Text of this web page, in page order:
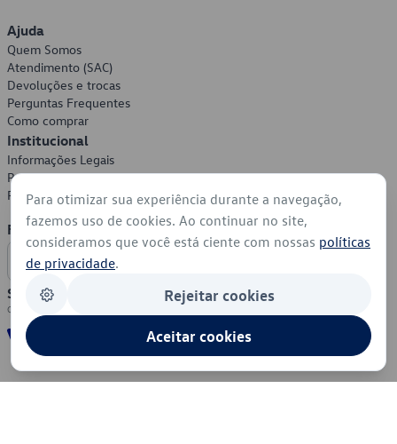
Ajuda
Quem Somos
Atendimento (SAC)
Devoluções e trocas
Perguntas Frequentes
Como comprar
Institucional
Informações Legais
Política de Privacidade
Política de Cookies
Formas de Pagamento
Segurança
Para otimizar sua experiência durante a navegação,
fazemos uso de cookies. Ao continuar no site,
consideramos que você está ciente com nossas políticas
de privacidade.
Rejeitar cookies
Aceitar cookies